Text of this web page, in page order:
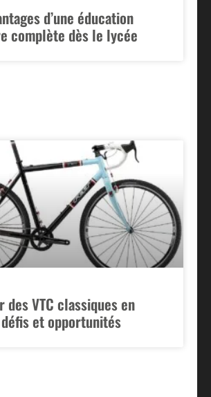
d’une éducation
complète dès le lycée
des VTC classiques en
et opportunités